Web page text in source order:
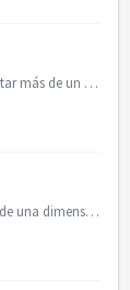
Con los cuadernos de impresión se pueden exportar más de un favorito en una sola plantilla de Excel. Esta función se encuentra en el Artus Web>herra...
La Dimensión Padre sirve para agrupar los datos de una dimensión. Se puede utilizar igual como una dimensión normal, sin necesidad de subirle datos y solo u...